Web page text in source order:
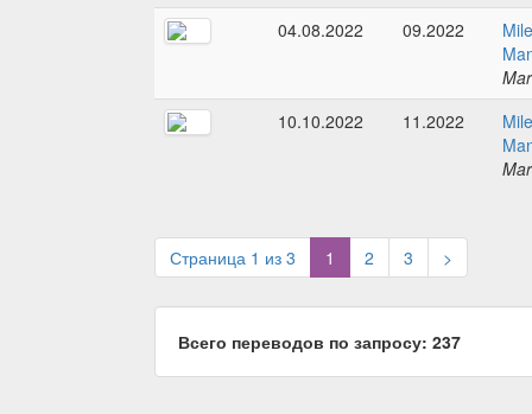
04.08.2022
09.2022
10.10.2022
11.2022
Страница 1 из 3 1 (current)
2 3 >
Всего переводов по запросу: 237